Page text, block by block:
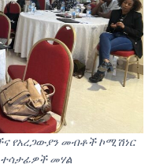
የአረጋውያን መብቶች ኮሚሽነር
ተሳታፊዎች መሃል